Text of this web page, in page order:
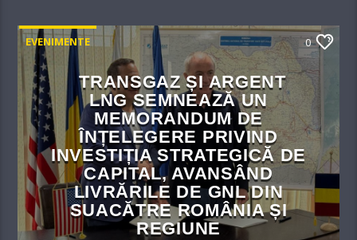
EVENIMENTE 0
TRANSGAZ ȘI ARGENT
LNG SEMNEAZĂ UN
MEMORANDUM DE
ÎNȚELEGERE PRIVIND
INVESTIȚIA STRATEGICĂ DE
CAPITAL, AVANSÂND
LIVRĂRILE DE GNL DIN
SUACĂTRE ROMÂNIA ȘI
REGIUNE